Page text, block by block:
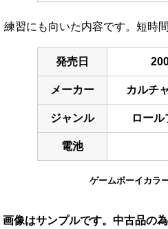
習にも向いた内容です。短時
発売日
メーカー カルチ
ジャンル ロー
電池
ゲームボーイカラ
画像はサンプルです。中古品の